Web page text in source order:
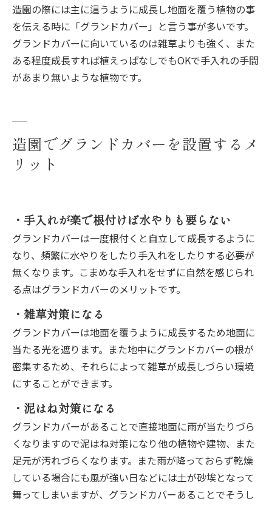
造園の際には主に這うように成長し地面を覆う植物の事
を伝える時に「グランドカバー」と言う事が多いです。
グランドカバーに向いているのは雑草よりも強く、また
ある程度成長すれば植えっぱなしでもOKで手入れの手間
があまり無いような植物です。
造園でグランドカバーを設置するメ
リット
・手入れが楽で根付けば水やりも要らない
グランドカバーは一度根付くと自立して成長するように
なり、頻繁に水やりをしたり手入れをしたりする必要が
無くなります。こまめな手入れをせずに自然を感じられ
る点はグランドカバーのメリットです。
・雑草対策になる
グランドカバーは地面を覆うように成長するため地面に
当たる光を遮ります。また地中にグランドカバーの根が
密集するため、それらによって雑草が成長しづらい環境
にすることができます。
・泥はね対策になる
グランドカバーがあることで直接地面に雨が当たりづら
くなりますので泥はね対策になり他の植物や建物、また
足元が汚れづらくなります。また雨が降っておらず乾燥
している場合にも風が強い日などには土が砂埃となって
舞ってしまいますが、グランドカバーあることでそうし